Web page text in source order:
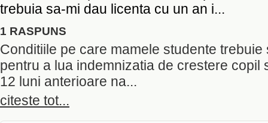
trebuia sa-mi dau licenta cu un an i...
1 RASPUNS
Conditiile pe care mamele studente
pentru a lua indemnizatia de crestere copil
12 luni anterioare na...
citeste tot...